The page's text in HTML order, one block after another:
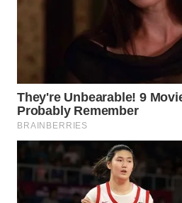
WAHANA
TANI
WAHANA
ADVOKAT
WAHANA